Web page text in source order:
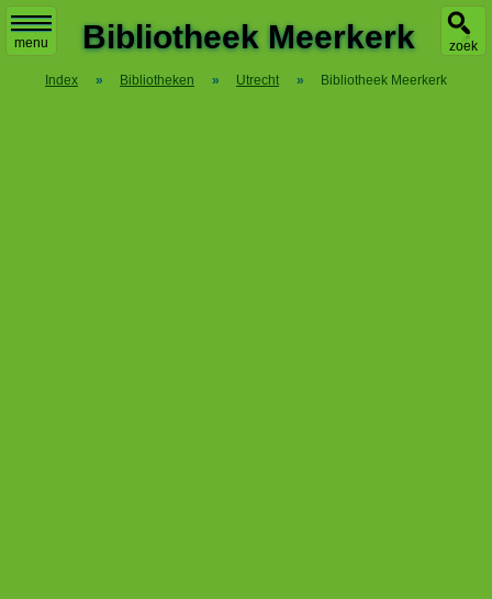
menu zoek
Bibliotheek Meerkerk
Index » Bibliotheken » Utrecht » Bibliotheek Meerkerk